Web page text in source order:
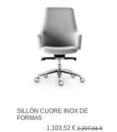
SILLÓN CUORE INOX DE
FORMA5
1.103,52 €2.207,04 €